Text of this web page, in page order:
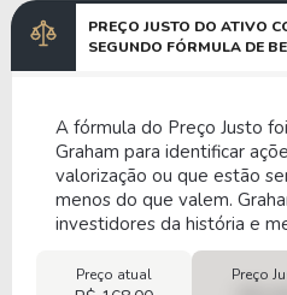
PREÇO JUSTO DO ATIVO
SEGUNDO FÓRMULA DE
A fórmula do Preço Justo
Graham para identificar
valorização ou que estão
menos do que valem.
investidores da história e
Preço atual Preço